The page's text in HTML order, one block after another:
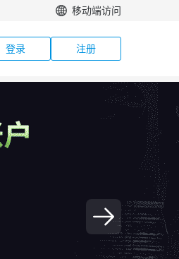
移动端访问
登录 注册